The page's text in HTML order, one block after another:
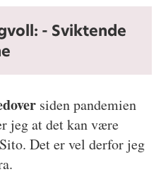
- Sviktende
siden pandemien
jeg at det kan være
Det er vel derfor jeg